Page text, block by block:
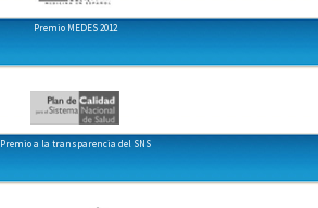
Premio MEDES 2012
Premio a la transparencia del SNS